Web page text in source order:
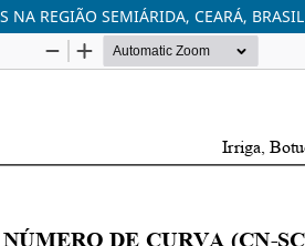
NA REGIÃO SEMIÁRIDA, CEARÁ, BRASIL